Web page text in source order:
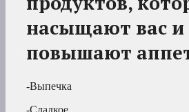
насыщают вас и
повышают
-Выпечка